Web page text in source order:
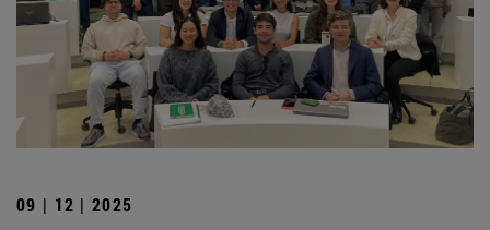
09 | 12 | 2025